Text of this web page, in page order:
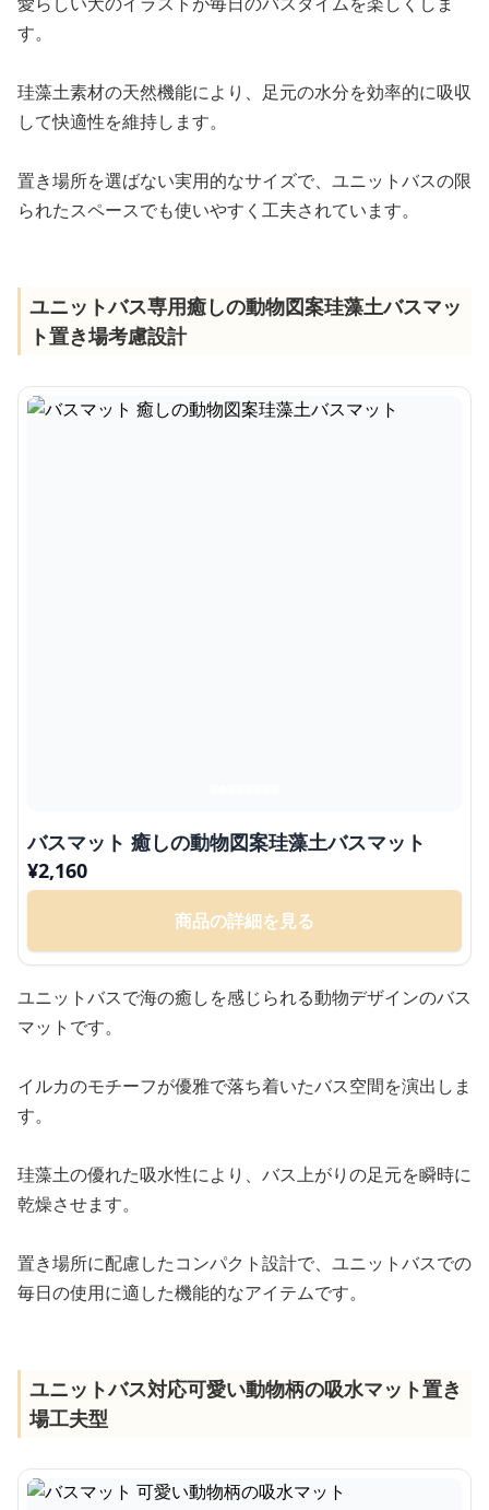
す。
珪藻土素材の天然機能により、足元の水分を効率的に吸収
して快適性を維持します。
置き場所を選ばない実用的なサイズで、ユニットバスの限
られたスペースでも使いやすく工夫されています。
ユニットバス専用癒しの動物図案珪藻土バスマッ
ト置き場考慮設計
バスマット 癒しの動物図案珪藻土バスマット
¥2,160
商品の詳細を見る
ユニットバスで海の癒しを感じられる動物デザインのバス
マットです。
イルカのモチーフが優雅で落ち着いたバス空間を演出しま
す。
珪藻土の優れた吸水性により、バス上がりの足元を瞬時に
乾燥させます。
置き場所に配慮したコンパクト設計で、ユニットバスでの
毎日の使用に適した機能的なアイテムです。
ユニットバス対応可愛い動物柄の吸水マット置き
場工夫型